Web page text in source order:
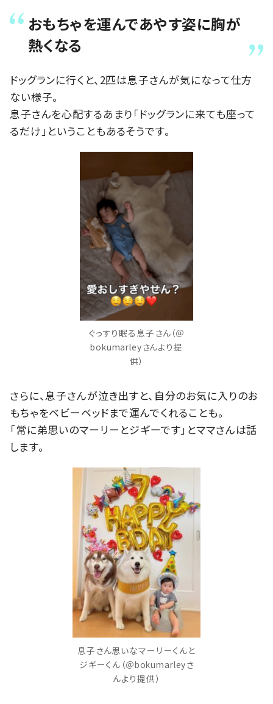
おもちゃを運んであやす姿に胸が
熱くなる
ドッグランに行くと、2匹は息子さんが気になって仕方
ない様子。
息子さんを心配するあまり「ドッグランに来ても座って
るだけ」ということもあるそうです。
ぐっすり眠る息子さん（＠
bokumarleyさんより提
供）
さらに、息子さんが泣き出すと、自分のお気に入りのお
もちゃをベビーベッドまで運んでくれることも。
「常に弟思いのマーリーとジギーです」とママさんは話
します。
息子さん思いなマーリーくんと
ジギーくん（＠bokumarleyさ
んより提供）